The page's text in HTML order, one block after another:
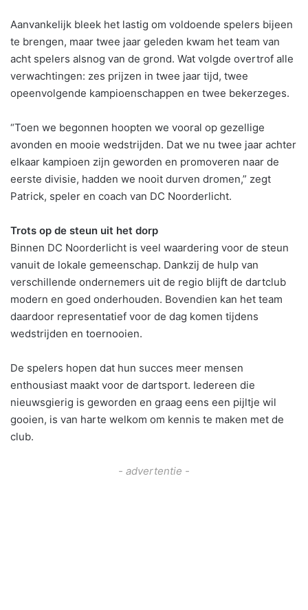
Aanvankelijk bleek het lastig om voldoende spelers bijeen
te brengen, maar twee jaar geleden kwam het team van
acht spelers alsnog van de grond. Wat volgde overtrof alle
verwachtingen: zes prijzen in twee jaar tijd, twee
opeenvolgende kampioenschappen en twee bekerzeges.
“Toen we begonnen hoopten we vooral op gezellige
avonden en mooie wedstrijden. Dat we nu twee jaar achter
elkaar kampioen zijn geworden en promoveren naar de
eerste divisie, hadden we nooit durven dromen,” zegt
Patrick, speler en coach van DC Noorderlicht.
Trots op de steun uit het dorp
Binnen DC Noorderlicht is veel waardering voor de steun
vanuit de lokale gemeenschap. Dankzij de hulp van
verschillende ondernemers uit de regio blijft de dartclub
modern en goed onderhouden. Bovendien kan het team
daardoor representatief voor de dag komen tijdens
wedstrijden en toernooien.
De spelers hopen dat hun succes meer mensen
enthousiast maakt voor de dartsport. Iedereen die
nieuwsgierig is geworden en graag eens een pijltje wil
gooien, is van harte welkom om kennis te maken met de
club.
- advertentie -